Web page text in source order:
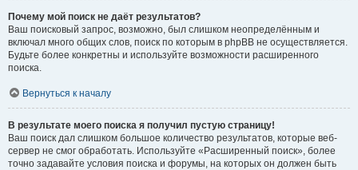
Почему мой поиск не даёт результатов?
Ваш поисковый запрос, возможно, был слишком неопределённым и
включал много общих слов, поиск по которым в phpBB не осуществляется.
Будьте более конкретны и используйте возможности расширенного
поиска.
Вернуться к началу
В результате моего поиска я получил пустую страницу!
Ваш поиск дал слишком большое количество результатов, которые веб-
сервер не смог обработать. Используйте «Расширенный поиск», более
точно задавайте условия поиска и форумы, на которых он должен быть